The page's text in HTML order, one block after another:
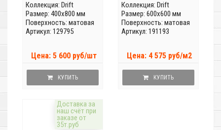
Коллекция: Drift
Размер: 400x800 мм
Поверхность: матовая
Артикул: 129795
Цена: 5 600 руб/шт
КУПИТЬ
Коллекция: Drift
Размер: 600x600 мм
Поверхность: матовая
Артикул: 191193
Цена: 4 575 руб/м2
КУПИТЬ
Доставка за
наш счёт при
заказе от
35т.руб